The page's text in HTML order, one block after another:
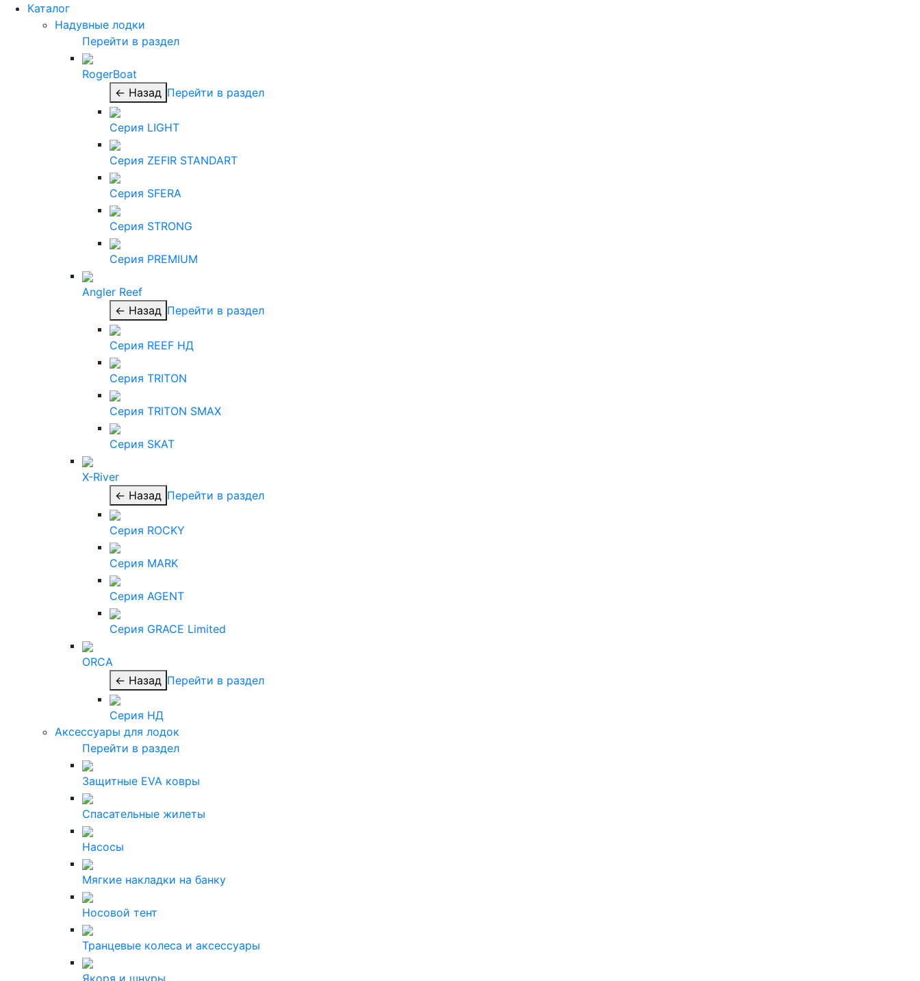
Каталог
Надувные лодки
Перейти в раздел
RogerBoat
← Назад Перейти в раздел
Серия LIGHT
Серия ZEFIR STANDART
Серия SFERA
Серия STRONG
Серия PREMIUM
Angler Reef
← Назад Перейти в раздел
Серия REEF НД
Серия TRITON
Серия TRITON SMAX
Серия SKAT
X-River
← Назад Перейти в раздел
Серия ROCKY
Серия MARK
Серия AGENT
Серия GRACE Limited
ORCA
← Назад Перейти в раздел
Серия НД
Аксессуары для лодок
Перейти в раздел
Защитные EVA ковры
Спасательные жилеты
Насосы
Мягкие накладки на банку
Носовой тент
Транцевые колеса и аксессуары
Якоря и шнуры